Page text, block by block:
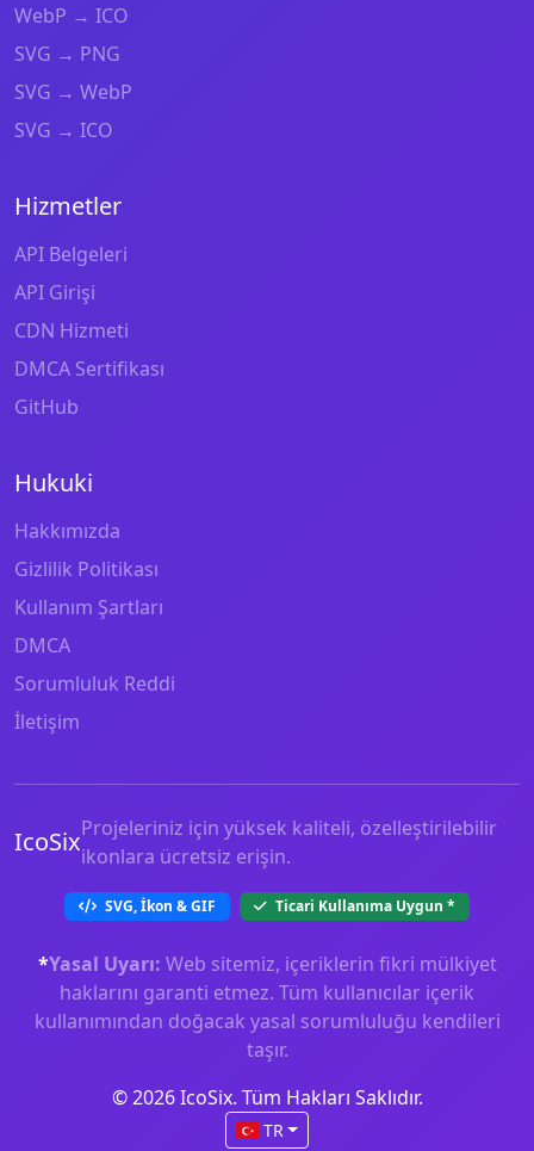
WebP → ICO
SVG → PNG
SVG → WebP
SVG → ICO
Hizmetler
API Belgeleri
API Girişi
CDN Hizmeti
DMCA Sertifikası
GitHub
Hukuki
Hakkımızda
Gizlilik Politikası
Kullanım Şartları
DMCA
Sorumluluk Reddi
İletişim
IcoSixProjeleriniz için yüksek kaliteli, özelleştirilebilir
ikonlara ücretsiz erişin.
SVG, İkon & GIF Ticari Kullanıma Uygun *
*Yasal Uyarı: Web sitemiz, içeriklerin fikri mülkiyet
haklarını garanti etmez. Tüm kullanıcılar içerik
kullanımından doğacak yasal sorumluluğu kendileri
taşır.
© 2026 IcoSix. Tüm Hakları Saklıdır.
TR